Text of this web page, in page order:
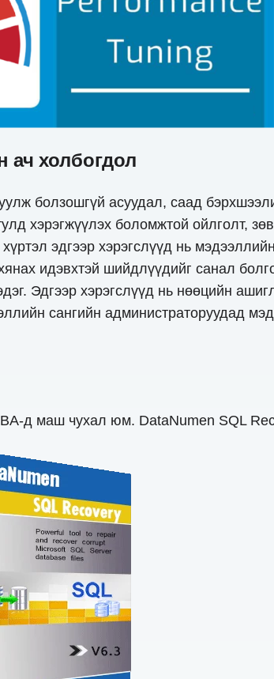
ач холбогдол
болзошгүй асуудал, саад
хэрэгжүүлэх боломжтой ойлголт,
эдгээр хэрэгслүүд нь
идэвхтэй шийдлүүдийг санал
Эдгээр хэрэгслүүд нь нөөцийн
сангийн администраторуудад
д маш чухал юм. DataNumen SQL